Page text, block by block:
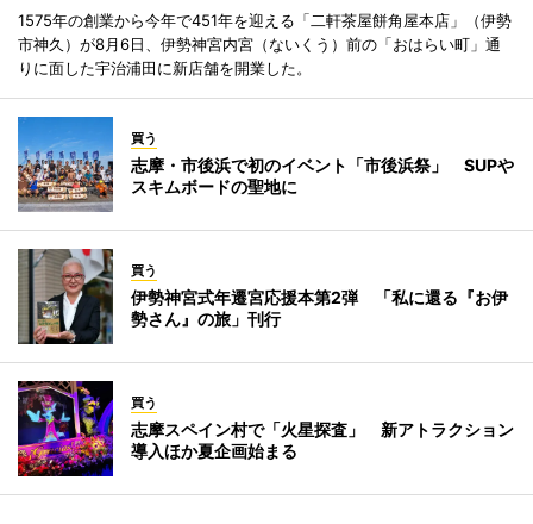
1575年の創業から今年で451年を迎える「二軒茶屋餅角屋本店」（伊勢
市神久）が8月6日、伊勢神宮内宮（ないくう）前の「おはらい町」通
りに面した宇治浦田に新店舗を開業した。
買う
志摩・市後浜で初のイベント「市後浜祭」 SUPや
スキムボードの聖地に
買う
伊勢神宮式年遷宮応援本第2弾 「私に還る『お伊
勢さん』の旅」刊行
買う
志摩スペイン村で「火星探査」 新アトラクション
導入ほか夏企画始まる